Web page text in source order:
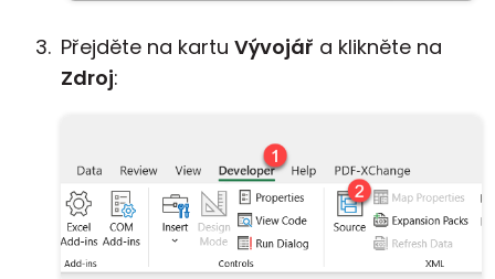
Přejděte na kartu Vývojář a klikněte na
Zdroj: